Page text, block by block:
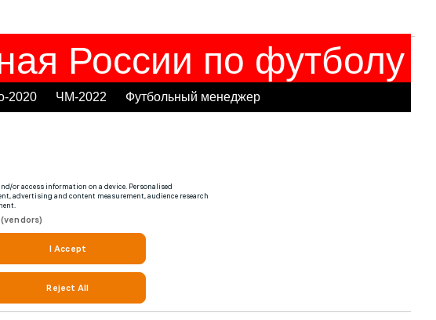
России по футболу
2020 ЧМ-2022 Футбольный менеджер